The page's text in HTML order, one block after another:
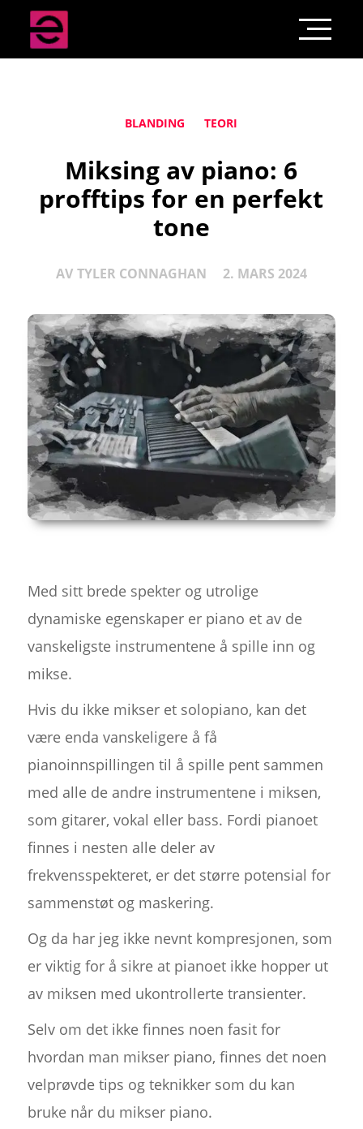
BLANDING TEORI
Miksing av piano: 6
profftips for en perfekt
tone
AV TYLER CONNAGHAN 2. MARS 2024
Med sitt brede spekter og utrolige
dynamiske egenskaper er piano et av de
vanskeligste instrumentene å spille inn og
mikse.
Hvis du ikke mikser et solopiano, kan det
være enda vanskeligere å få
pianoinnspillingen til å spille pent sammen
med alle de andre instrumentene i miksen,
som gitarer, vokal eller bass. Fordi pianoet
finnes i nesten alle deler av
frekvensspekteret, er det større potensial for
sammenstøt og maskering.
Og da har jeg ikke nevnt kompresjonen, som
er viktig for å sikre at pianoet ikke hopper ut
av miksen med ukontrollerte transienter.
Selv om det ikke finnes noen fasit for
hvordan man mikser piano, finnes det noen
velprøvde tips og teknikker som du kan
bruke når du mikser piano.